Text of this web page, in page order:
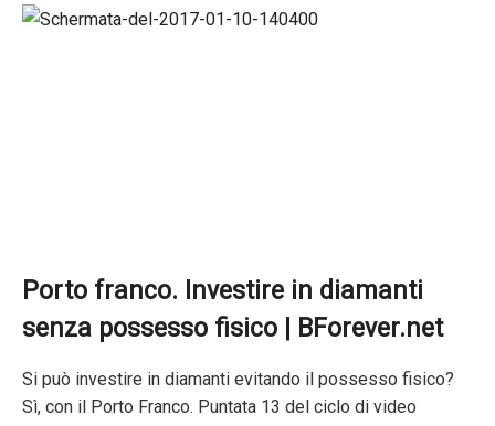
Porto franco. Investire in diamanti
senza possesso fisico | BForever.net
Si può investire in diamanti evitando il possesso fisico?
Sì, con il Porto Franco. Puntata 13 del ciclo di video